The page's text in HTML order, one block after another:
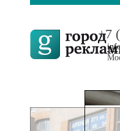
+7